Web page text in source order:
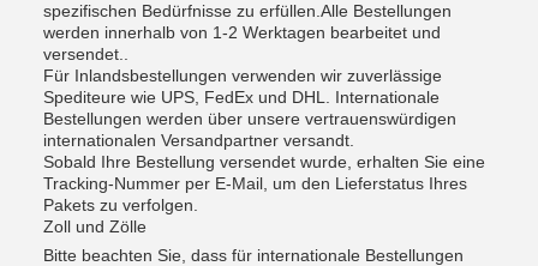
spezifischen Bedürfnisse zu erfüllen.Alle Bestellungen
werden innerhalb von 1-2 Werktagen bearbeitet und
versendet..
Für Inlandsbestellungen verwenden wir zuverlässige
Spediteure wie UPS, FedEx und DHL. Internationale
Bestellungen werden über unsere vertrauenswürdigen
internationalen Versandpartner versandt.
Sobald Ihre Bestellung versendet wurde, erhalten Sie eine
Tracking-Nummer per E-Mail, um den Lieferstatus Ihres
Pakets zu verfolgen.
Zoll und Zölle
Bitte beachten Sie, dass für internationale Bestellungen